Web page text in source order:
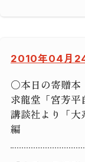
2010年04月
○本日の寄贈本
求龍堂「宮芳平
講談社より「大
編